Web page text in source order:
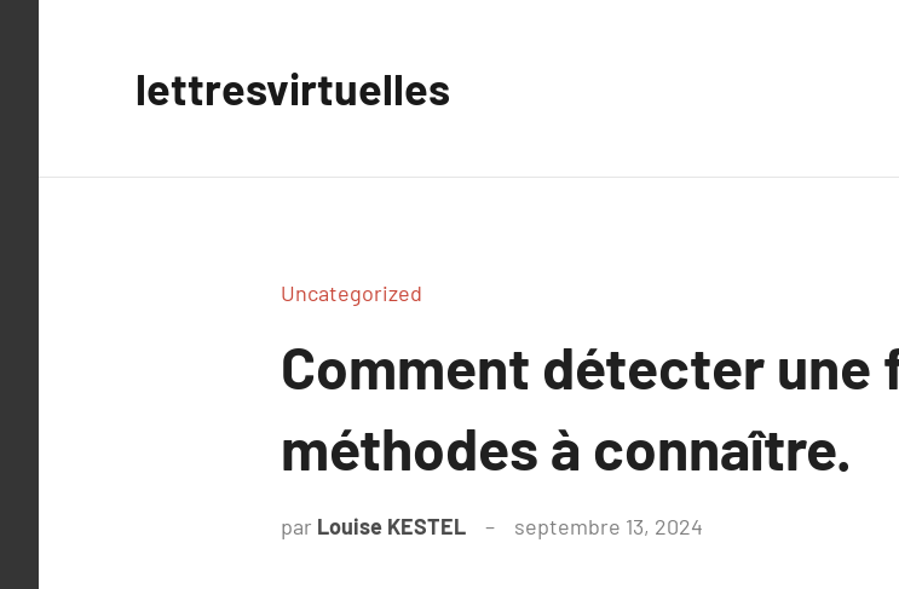
lettresvirtuelles
Uncategorized
Comment détecter une
méthodes à connaître.
par Louise KESTEL septembre 13, 2024